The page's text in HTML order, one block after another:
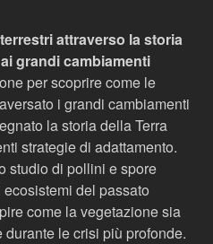
attraverso la storia
grandi cambiamenti
per scoprire come le
i grandi cambiamenti
la storia della Terra
strategie di adattamento.
di pollini e spore
del passato
come la vegetazione sia
le crisi più profonde.